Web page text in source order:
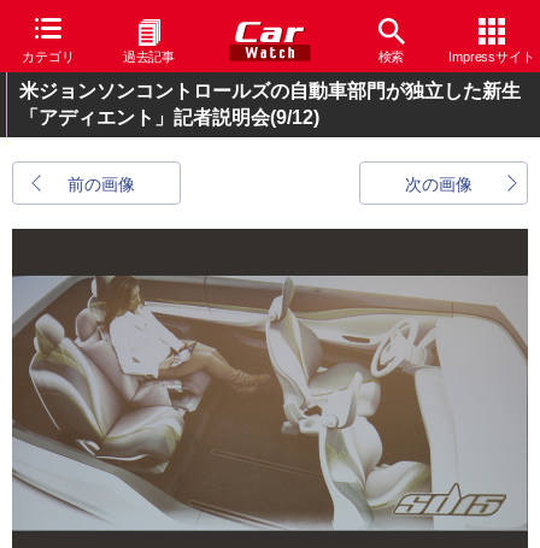
カテゴリ 過去記事 検索 Impressサイト
米ジョンソンコントロールズの自動車部門が独立した新生
「アディエント」記者説明会(9/12)
前の画像 次の画像